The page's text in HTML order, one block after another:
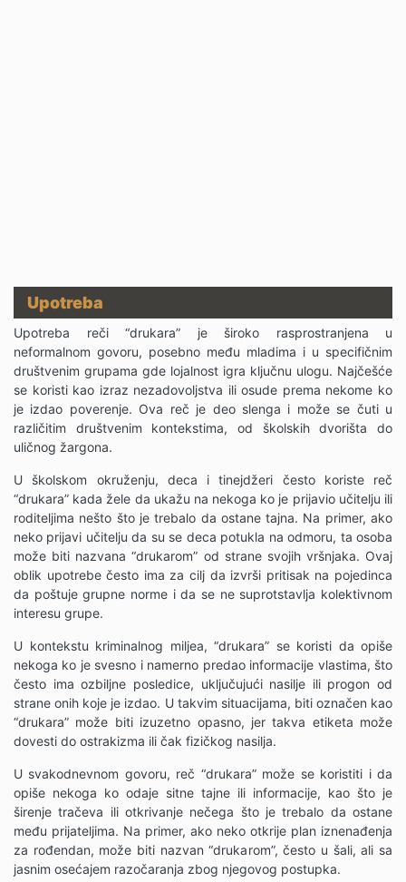
Upotreba
Upotreba reči “drukara” je široko rasprostranjena u
neformalnom govoru, posebno među mladima i u specifičnim
društvenim grupama gde lojalnost igra ključnu ulogu. Najčešće
se koristi kao izraz nezadovoljstva ili osude prema nekome ko
je izdao poverenje. Ova reč je deo slenga i može se čuti u
različitim društvenim kontekstima, od školskih dvorišta do
uličnog žargona.
U školskom okruženju, deca i tinejdžeri često koriste reč
“drukara” kada žele da ukažu na nekoga ko je prijavio učitelju ili
roditeljima nešto što je trebalo da ostane tajna. Na primer, ako
neko prijavi učitelju da su se deca potukla na odmoru, ta osoba
može biti nazvana “drukarom” od strane svojih vršnjaka. Ovaj
oblik upotrebe često ima za cilj da izvrši pritisak na pojedinca
da poštuje grupne norme i da se ne suprotstavlja kolektivnom
interesu grupe.
U kontekstu kriminalnog miljea, “drukara” se koristi da opiše
nekoga ko je svesno i namerno predao informacije vlastima, što
često ima ozbiljne posledice, uključujući nasilje ili progon od
strane onih koje je izdao. U takvim situacijama, biti označen kao
“drukara” može biti izuzetno opasno, jer takva etiketa može
dovesti do ostrakizma ili čak fizičkog nasilja.
U svakodnevnom govoru, reč “drukara” može se koristiti i da
opiše nekoga ko odaje sitne tajne ili informacije, kao što je
širenje tračeva ili otkrivanje nečega što je trebalo da ostane
među prijateljima. Na primer, ako neko otkrije plan iznenađenja
za rođendan, može biti nazvan “drukarom”, često u šali, ali sa
jasnim osećajem razočaranja zbog njegovog postupka.